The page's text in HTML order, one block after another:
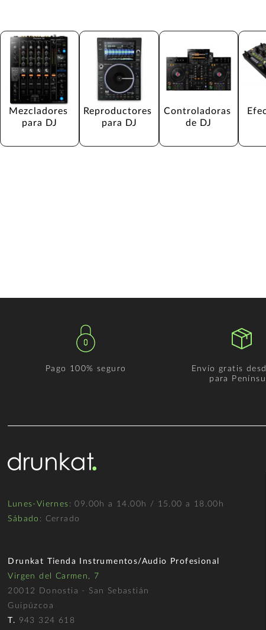
Mezcladores
para DJ
Reproductores
para DJ
Controladoras
de DJ
Pago 100% seguro
Envío gratis
para
Lunes-Viernes : 09.00h a 14.00h / 15.00 a 18.00h
Sábado : Cerrado
Drunkat Tienda Instrumentos/Audio Profesional
Virgen del Carmen, 7
20012 Donostia - San Sebastián
Guipúzcoa
T. 943 324 618